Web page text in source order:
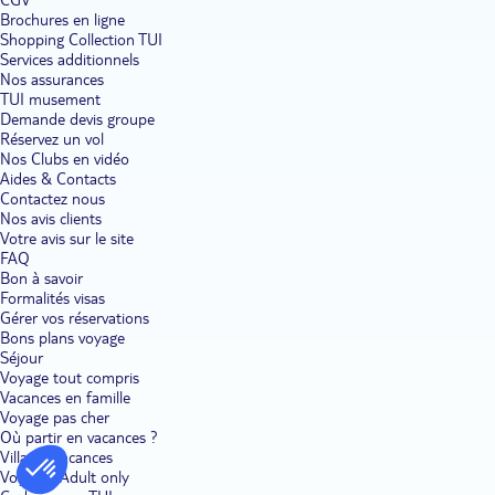
Brochures en ligne
Shopping Collection TUI
Services additionnels
Nos assurances
TUI musement
Demande devis groupe
Réservez un vol
Nos Clubs en vidéo
Aides & Contacts
Contactez nous
Nos avis clients
Votre avis sur le site
FAQ
Bon à savoir
Formalités visas
Gérer vos réservations
Bons plans voyage
Séjour
Voyage tout compris
Vacances en famille
Voyage pas cher
Où partir en vacances ?
Villages vacances
Voyages Adult only